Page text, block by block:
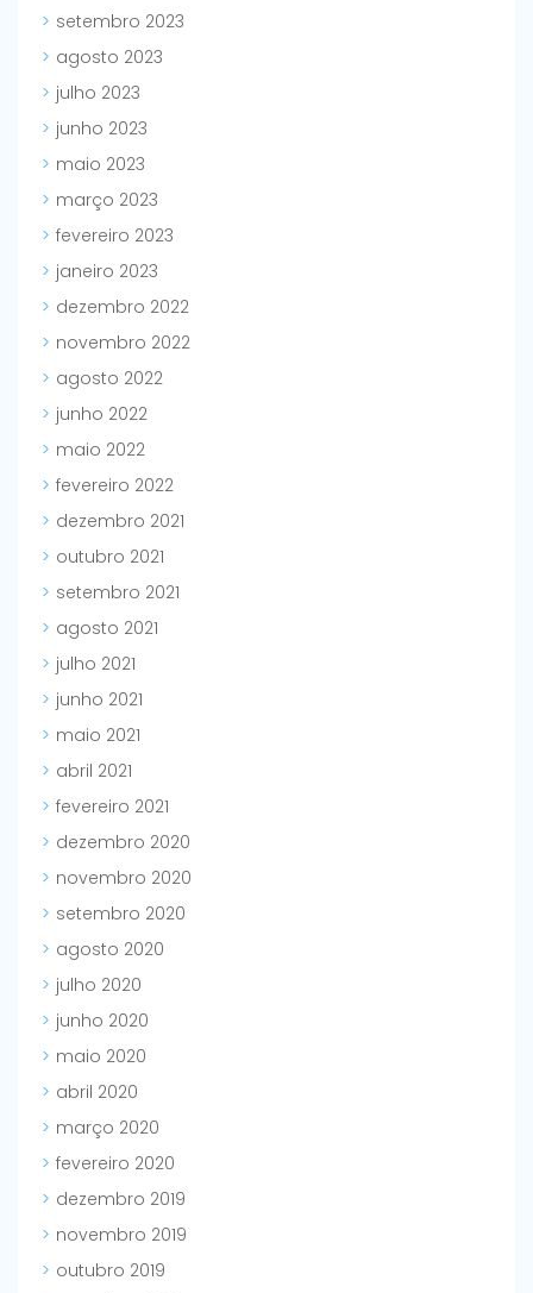
setembro 2023
agosto 2023
julho 2023
junho 2023
maio 2023
março 2023
fevereiro 2023
janeiro 2023
dezembro 2022
novembro 2022
agosto 2022
junho 2022
maio 2022
fevereiro 2022
dezembro 2021
outubro 2021
setembro 2021
agosto 2021
julho 2021
junho 2021
maio 2021
abril 2021
fevereiro 2021
dezembro 2020
novembro 2020
setembro 2020
agosto 2020
julho 2020
junho 2020
maio 2020
abril 2020
março 2020
fevereiro 2020
dezembro 2019
novembro 2019
outubro 2019